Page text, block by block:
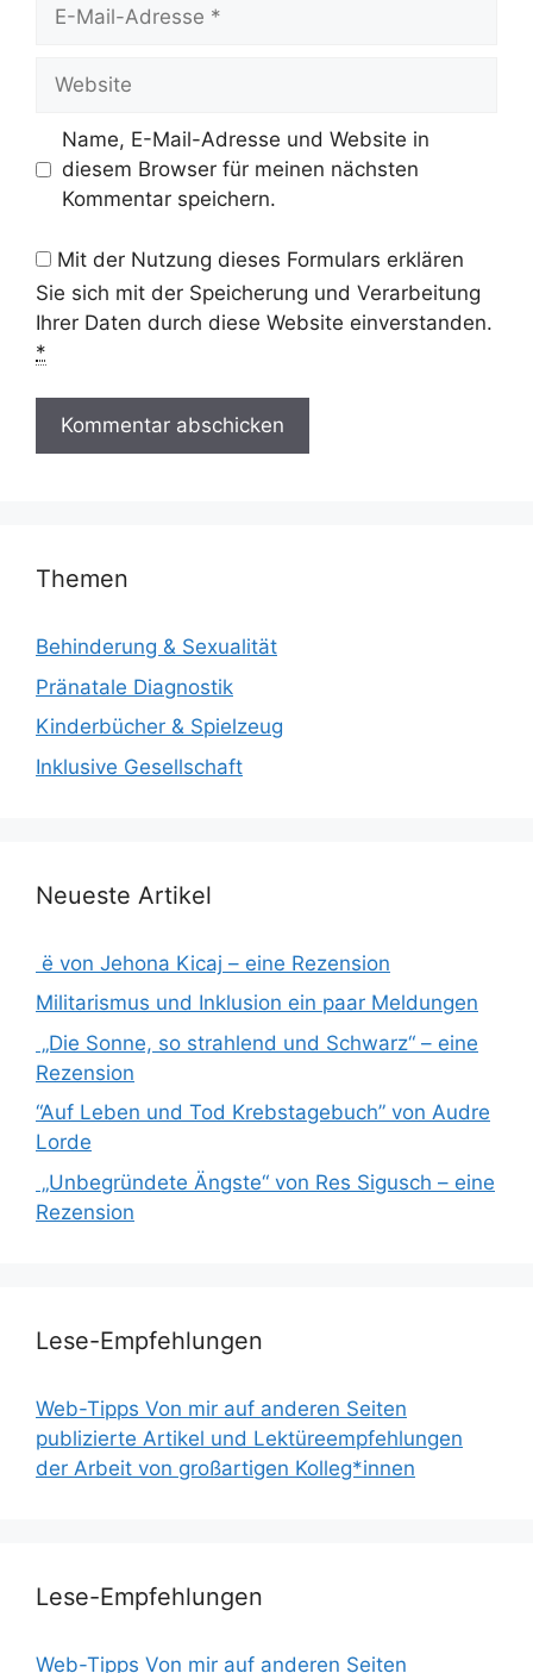
Website
Name, E-Mail-Adresse und Website in
diesem Browser für meinen nächsten
Kommentar speichern.
Mit der Nutzung dieses Formulars erklären
Sie sich mit der Speicherung und Verarbeitung
Ihrer Daten durch diese Website einverstanden.
*
Themen
Behinderung & Sexualität
Pränatale Diagnostik
Kinderbücher & Spielzeug
Inklusive Gesellschaft
Neueste Artikel
ë von Jehona Kicaj – eine Rezension
Militarismus und Inklusion ein paar Meldungen
„Die Sonne, so strahlend und Schwarz“ – eine
Rezension
“Auf Leben und Tod Krebstagebuch” von Audre
Lorde
„Unbegründete Ängste“ von Res Sigusch – eine
Rezension
Lese-Empfehlungen
Web-Tipps Von mir auf anderen Seiten
publizierte Artikel und Lektüreempfehlungen
der Arbeit von großartigen Kolleg*innen
Lese-Empfehlungen
Web-Tipps Von mir auf anderen Seiten